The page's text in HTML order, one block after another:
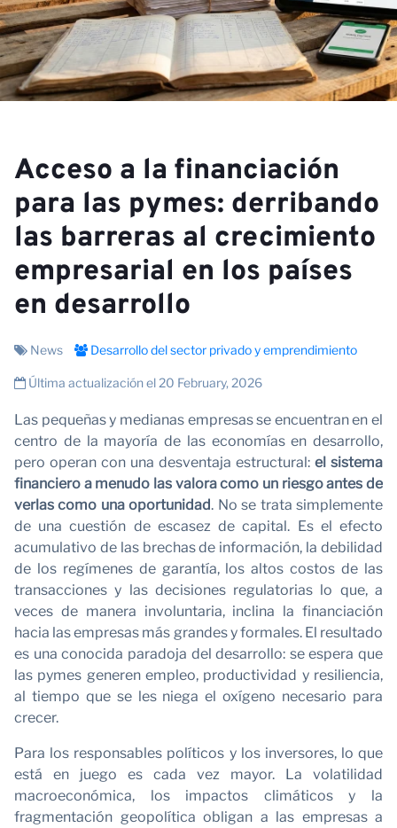
Acceso a la financiación
para las pymes: derribando
las barreras al crecimiento
empresarial en los países
en desarrollo
News Desarrollo del sector privado y emprendimiento
Última actualización el 20 February, 2026
Las pequeñas y medianas empresas se encuentran en el
centro de la mayoría de las economías en desarrollo,
pero operan con una desventaja estructural: el sistema
financiero a menudo las valora como un riesgo antes de
verlas como una oportunidad. No se trata simplemente
de una cuestión de escasez de capital. Es el efecto
acumulativo de las brechas de información, la debilidad
de los regímenes de garantía, los altos costos de las
transacciones y las decisiones regulatorias lo que, a
veces de manera involuntaria, inclina la financiación
hacia las empresas más grandes y formales. El resultado
es una conocida paradoja del desarrollo: se espera que
las pymes generen empleo, productividad y resiliencia,
al tiempo que se les niega el oxígeno necesario para
crecer.
Para los responsables políticos y los inversores, lo que
está en juego es cada vez mayor. La volatilidad
macroeconómica, los impactos climáticos y la
fragmentación geopolítica obligan a las empresas a